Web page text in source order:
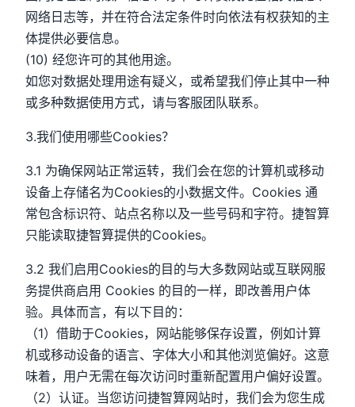
网络日志等，并在符合法定条件时向依法有权获知的主
体提供必要信息。
(10) 经您许可的其他用途。
如您对数据处理用途有疑义，或希望我们停止其中一种
或多种数据使用方式，请与客服团队联系。
3.我们使用哪些Cookies？
3.1 为确保网站正常运转，我们会在您的计算机或移动
设备上存储名为Cookies的小数据文件。Cookies 通
常包含标识符、站点名称以及一些号码和字符。捷智算
只能读取捷智算提供的Cookies。
3.2 我们启用Cookies的目的与大多数网站或互联网服
务提供商启用 Cookies 的目的一样，即改善用户体
验。具体而言，有以下目的：
（1）借助于Cookies，网站能够保存设置，例如计算
机或移动设备的语言、字体大小和其他浏览偏好。这意
味着，用户无需在每次访问时重新配置用户偏好设置。
（2）认证。当您访问捷智算网站时，我们会为您生成